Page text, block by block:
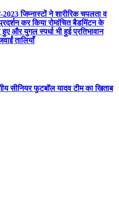
जिम्नास्टों ने शारीरिक चपलता व
कर किया रोमांचित बैडमिंटन के
और युगल स्पर्धा भी हुई प्रतिभावान
तालियाँ
सीनियर फुटबॉल यादव टीम का खिताब